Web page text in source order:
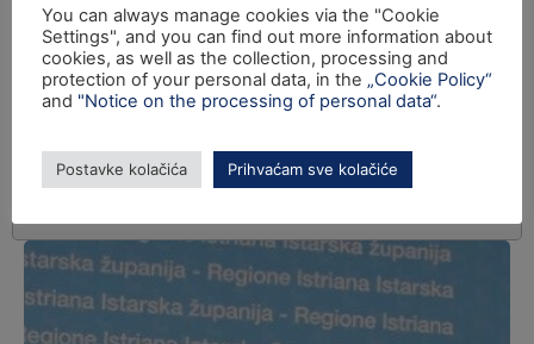
You can always manage cookies via the "Cookie
Settings", and you can find out more information about
cookies, as well as the collection, processing and
protection of your personal data, in the „Cookie Policy“
and "Notice on the processing of personal data“.
Postavke kolačića Prihvaćam sve kolačiće